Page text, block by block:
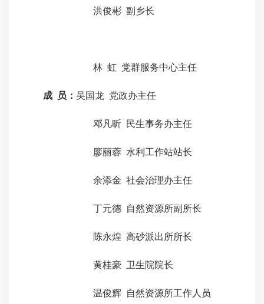
洪俊彬 副 乡长
林 虹 党群服务中心主任
成 员： 吴国龙 党政办主任
邓凡昕 民生事务办主任
廖丽蓉 水利工作站站长
余添金 社会治理办主任
丁元德 自然资源所副 所长
陈永煌 高砂派出所所长
黄桂豪 卫生院院长
温俊辉 自然资源所工作人员